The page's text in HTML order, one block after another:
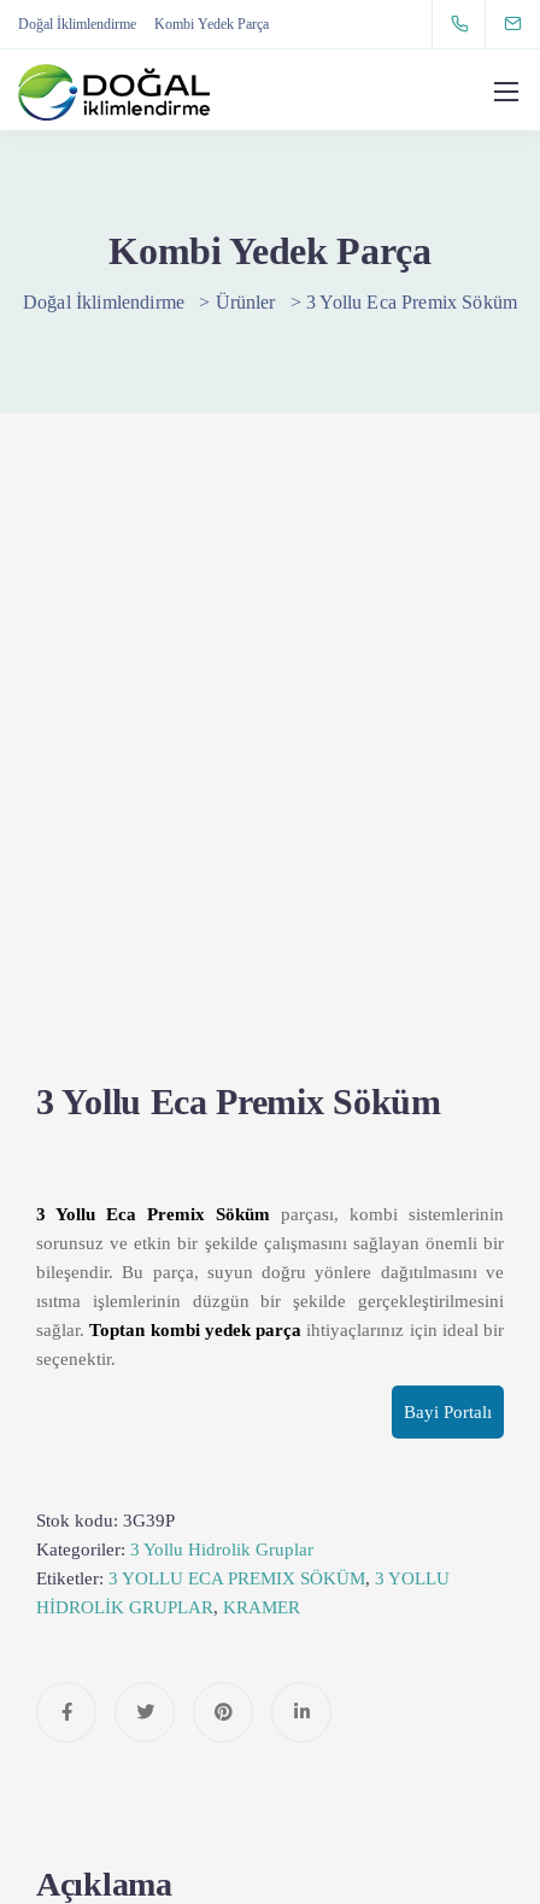
Doğal İklimlendirme Kombi Yedek Parça
Kombi Yedek Parça
Doğal İklimlendirme > Ürünler >3 Yollu Eca Premix Söküm
3 Yollu Eca Premix Söküm
3 Yollu Eca Premix Söküm parçası, kombi sistemlerinin
sorunsuz ve etkin bir şekilde çalışmasını sağlayan önemli bir
bileşendir. Bu parça, suyun doğru yönlere dağıtılmasını ve
ısıtma işlemlerinin düzgün bir şekilde gerçekleştirilmesini
sağlar.Toptan kombi yedek parça ihtiyaçlarınız için ideal bir
seçenektir.
Bayi Portalı
Stok kodu: 3G39P
Kategoriler: 3 Yollu Hidrolik Gruplar
Etiketler: 3 YOLLU ECA PREMIX SÖKÜM, 3 YOLLU
HİDROLİK GRUPLAR, KRAMER
Açıklama